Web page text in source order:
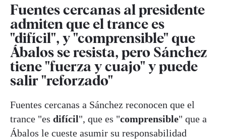
Fuentes cercanas al presidente
admiten que el trance es
"difícil", y "comprensible" que
Ábalos se resista, pero Sánchez
tiene "fuerza y cuajo" y puede
salir "reforzado"
Fuentes cercanas a Sánchez reconocen que el
trance "es difícil", que es "comprensible" que a
Ábalos le cueste asumir su responsabilidad